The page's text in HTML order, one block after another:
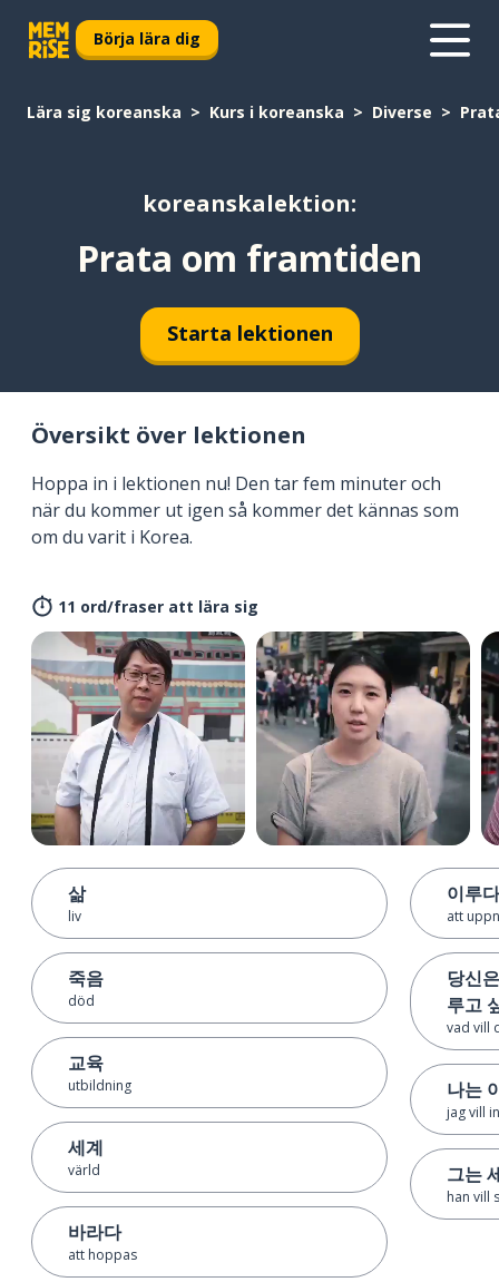
Börja lära dig
Lära sig koreanska Kurs i koreanska Diverse
koreanskalektion:
Prata om framtiden
Starta lektionen
Översikt över lektionen
Hoppa in i lektionen nu! Den tar fem minuter och
när du kommer ut igen så kommer det kännas som
om du varit i Korea.
11 ord/fraser att lära sig
삶
liv
죽음
död
교육
utbildning
세계
värld
바라다
att hoppas
이루다
att
당신
루고
vad vill
나는
jag vill
그는
han vill